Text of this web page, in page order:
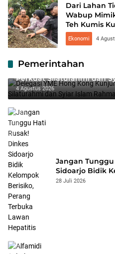
Dari Lahan
Wabup
Teh Kumis
Ekonomi 4
Pemerintahan
Delegasi YME Hong Kong
Perkuat Silaturahmi dan
‘Alamin
4 Agustus 2026
Jangan
Sidoarjo Bidik
Terbuka Lawan
28 Juli 2026